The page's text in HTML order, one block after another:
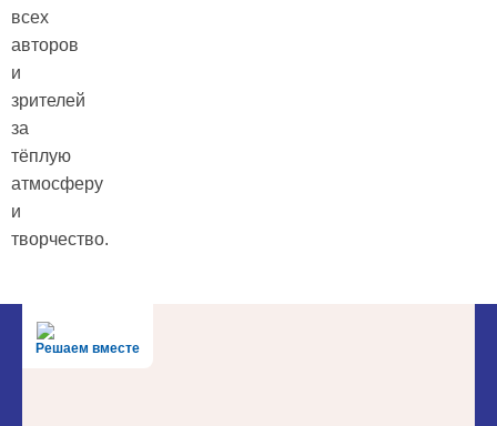
всех
авторов
и
зрителей
за
тёплую
атмосферу
и
творчество.
Решаем вместе